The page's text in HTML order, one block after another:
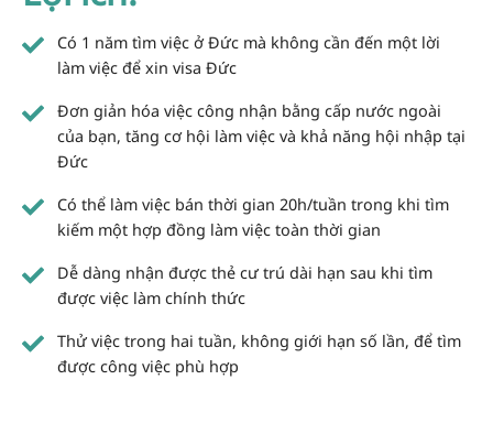
Có 1 năm tìm việc ở Đức mà không cần đến một lời
làm việc để xin visa Đức
Đơn giản hóa việc công nhận bằng cấp nước ngoài
của bạn, tăng cơ hội làm việc và khả năng hội nhập tại
Đức
Có thể làm việc bán thời gian 20h/tuần trong khi tìm
kiếm một hợp đồng làm việc toàn thời gian
Dễ dàng nhận được thẻ cư trú dài hạn sau khi tìm
được việc làm chính thức
Thử việc trong hai tuần, không giới hạn số lần, để tìm
được công việc phù hợp